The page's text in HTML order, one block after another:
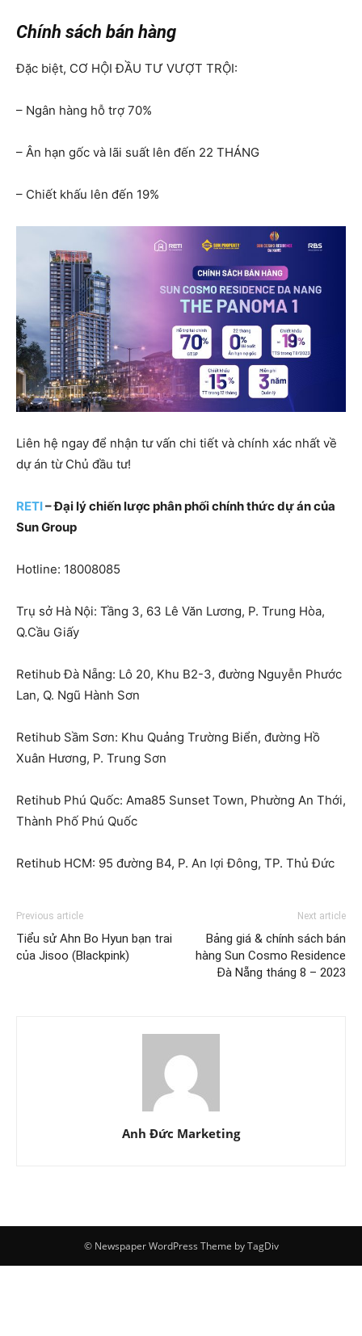
Chính sách bán hàng
Đặc biệt, CƠ HỘI ĐẦU TƯ VƯỢT TRỘI:
– Ngân hàng hỗ trợ 70%
– Ân hạn gốc và lãi suất lên đến 22 THÁNG
– Chiết khấu lên đến 19%
Liên hệ ngay để nhận tư vấn chi tiết và chính xác nhất về
dự án từ Chủ đầu tư!
RETI– Đại lý chiến lược phân phối chính thức dự án của
Sun Group
Hotline: 18008085
Trụ sở Hà Nội: Tầng 3, 63 Lê Văn Lương, P. Trung Hòa,
Q.Cầu Giấy
Retihub Đà Nẵng: Lô 20, Khu B2-3, đường Nguyễn Phước
Lan, Q. Ngũ Hành Sơn
Retihub Sầm Sơn: Khu Quảng Trường Biển, đường Hồ
Xuân Hương, P. Trung Sơn
Retihub Phú Quốc: Ama85 Sunset Town, Phường An Thới,
Thành Phố Phú Quốc
Retihub HCM: 95 đường B4, P. An lợi Đông, TP. Thủ Đức
Previous article
Tiểu sử Ahn Bo Hyun bạn trai
của Jisoo (Blackpink)
Next article
Bảng giá & chính sách bán
hàng Sun Cosmo Residence
Đà Nẵng tháng 8 – 2023
Anh Đức Marketing
© Newspaper WordPress Theme by TagDiv